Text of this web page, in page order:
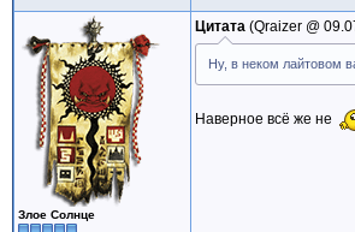
Злое Солнце
Цитата Qraizer @
Ну, в неком лайтовом
Наверное всё же не